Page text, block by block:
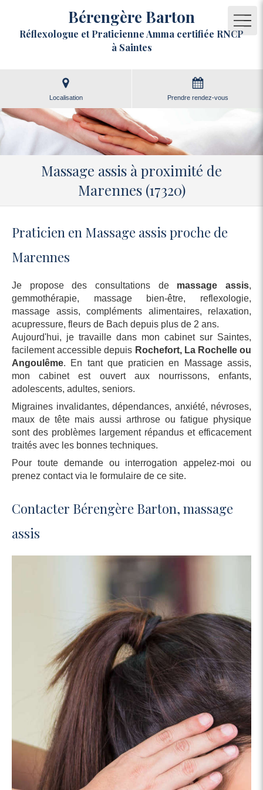
Bérengère Barton
Réflexologue et Praticienne Amma certifiée RNCP
à Saintes
Localisation Prendre rendez-vous
Massage assis à proximité de
Marennes (17320)
Praticien en Massage assis proche de
Marennes
Je propose des consultations de massage assis,
gemmothérapie, massage bien-être, reflexologie,
massage assis, compléments alimentaires, relaxation,
acupressure, fleurs de Bach depuis plus de 2 ans.
Aujourd'hui, je travaille dans mon cabinet sur Saintes,
facilement accessible depuis Rochefort, La Rochelle ou
Angoulême. En tant que praticien en Massage assis,
mon cabinet est ouvert aux nourrissons, enfants,
adolescents, adultes, seniors.
Migraines invalidantes, dépendances, anxiété, névroses,
maux de tête mais aussi arthrose ou fatigue physique
sont des problèmes largement répandus et efficacement
traités avec les bonnes techniques.
Pour toute demande ou interrogation appelez-moi ou
prenez contact via le formulaire de ce site.
Contacter Bérengère Barton, massage
assis